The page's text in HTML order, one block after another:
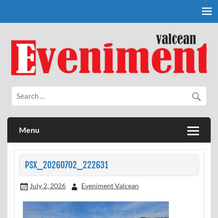
Eveniment Valcean
Menu
PSX_20260702_222631
July 2, 2026 Eveniment Valcean